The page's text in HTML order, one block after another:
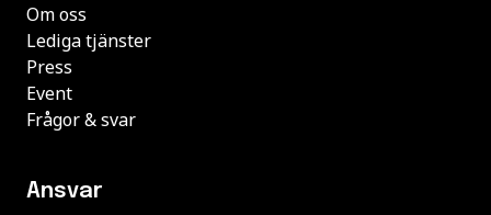
Om oss
Lediga tjänster
Press
Event
Frågor & svar
Ansvar